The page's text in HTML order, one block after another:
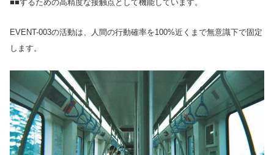
■■するための高精度な接触点として機能しています。
EVENT-003の活動は、人間の行動確率を100%近くまで無意識下で固定
します。